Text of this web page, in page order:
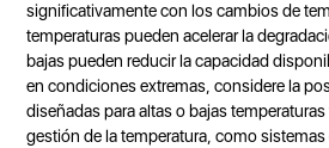
significativamente con los cambios de
temperaturas pueden acelerar la
bajas pueden reducir la capacidad
en condiciones extremas, considere la
diseñadas para altas o bajas
gestión de la temperatura, como